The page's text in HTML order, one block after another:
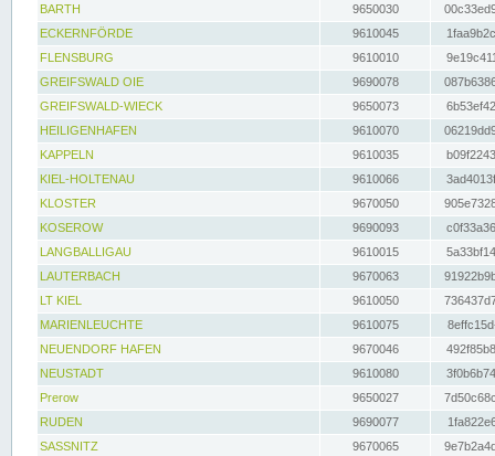
BARTH
9650030
ECKERNFÖRDE
9610045
FLENSBURG
9610010
GREIFSWALD OIE
9690078
GREIFSWALD-WIECK
9650073
HEILIGENHAFEN
9610070
KAPPELN
9610035
KIEL-HOLTENAU
9610066
KLOSTER
9670050
KOSEROW
9690093
LANGBALLIGAU
9610015
LAUTERBACH
9670063
LT KIEL
9610050
MARIENLEUCHTE
9610075
NEUENDORF HAFEN
9670046
NEUSTADT
9610080
Prerow
9650027
RUDEN
9690077
SASSNITZ
9670065